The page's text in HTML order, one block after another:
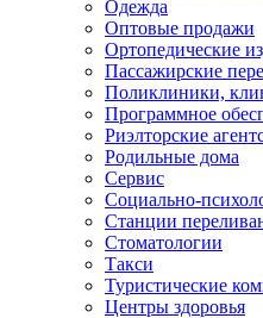
Одежда
Оптовые продажи
Ортопедические
Пассажирские
Поликлиники,
Программное
Риэлторские
Родильные дома
Сервис
Социально-
Станции
Стоматологии
Такси
Туристические
Центры здоровья